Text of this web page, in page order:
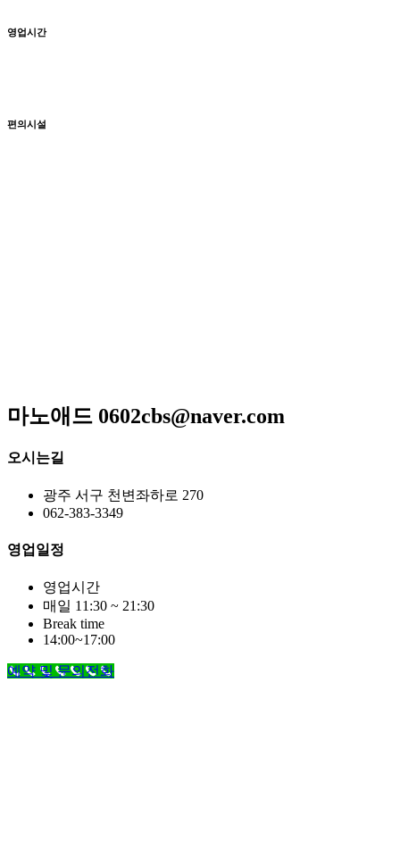
영업시간
편의시설
마노애드 0602cbs@naver.com
오시는길
광주 서구 천변좌하로 270
062-383-3349
영업일정
영업시간
매일 11:30 ~ 21:30
Break time
14:00~17:00
예약 및 문의전화